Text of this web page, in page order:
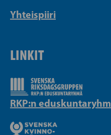
Yhteispiiri
LINKIT
RKP:n